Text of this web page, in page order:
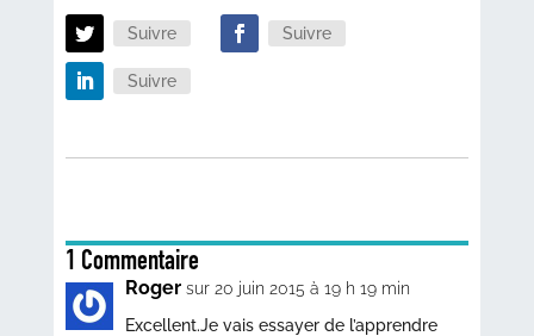
Suivre Suivre
Suivre
1 Commentaire
Roger sur 20 juin 2015 à 19 h 19 min
Excellent.Je vais essayer de l’apprendre